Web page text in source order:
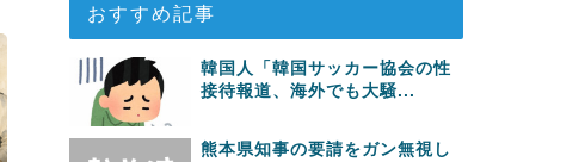
おすすめ記事
韓国人「韓国サッカー協会の性
接待報道、海外でも大騒...
熊本県知事の要請をガン無視し